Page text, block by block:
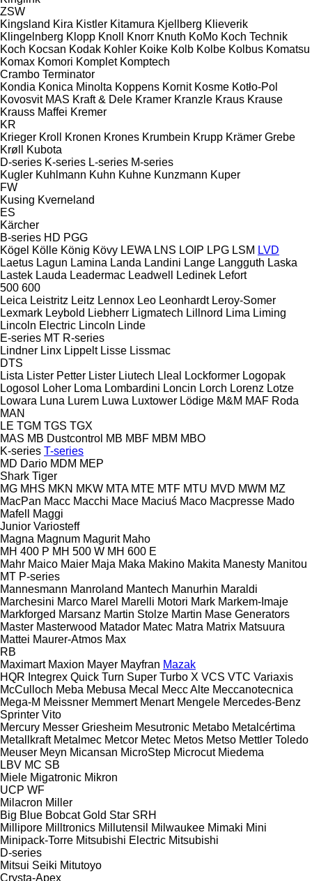
ZSW
Kingsland Kira Kistler Kitamura Kjellberg Klieverik
Klingelnberg Klopp Knoll Knorr Knuth KoMo Koch Technik
Koch Kocsan Kodak Kohler Koike Kolb Kolbe Kolbus Komatsu
Komax Komori Komplet Komptech
Crambo Terminator
Kondia Konica Minolta Koppens Kornit Kosme Kotło-Pol
Kovosvit MAS Kraft & Dele Kramer Kranzle Kraus Krause
Krauss Maffei Kremer
KR
Krieger Kroll Kronen Krones Krumbein Krupp Krämer Grebe
Krøll
Kubota
D-series K-series L-series M-series
Kugler Kuhlmann Kuhn Kuhne Kunzmann Kuper
FW
Kusing Kverneland
ES
Kärcher
B-series HD PGG
Kögel Kölle König Kövy LEWA LNS LOIP LPG LSM LVD
Laetus Lagun Lamina Landa Landini Lange Langguth Laska
Lastek Lauda Leadermac Leadwell Ledinek Lefort
500 600
Leica Leistritz Leitz Lennox Leo Leonhardt Leroy-Somer
Lexmark Leybold Liebherr Ligmatech Lillnord Lima Liming
Lincoln Electric Lincoln Linde
E-series MT R-series
Lindner Linx Lippelt Lisse Lissmac
DTS
Lista Lister Petter Lister Liutech Lleal Lockformer Logopak
Logosol
Loher Loma Lombardini Loncin Lorch Lorenz Lotze
Lowara Luna Lurem Luwa Luxtower Lödige M&M MAF Roda
MAN
LE TGM TGS TGX
MAS MB Dustcontrol MB MBF MBM MBO
K-series T-series
MD Dario MDM MEP
Shark Tiger
MG MHS MKN MKW MTA MTE MTF MTU MVD MWM MZ
MacPan Macc Macchi Mace Maciuś Maco Macpresse Mado
Mafell
Maggi
Junior Variosteff
Magna Magnum Magurit Maho
MH 400 P MH 500 W MH 600 E
Mahr Maico Maier Maja Maka Makino Makita Manesty Manitou
MT P-series
Mannesmann Manroland Mantech Manurhin Maraldi
Marchesini Marco Marel Marelli Motori Mark Markem-Imaje
Markforged Marsanz Martin Stolze Martin Mase Generators
Master Masterwood Matador Matec Matra Matrix Matsuura
Mattei Maurer-Atmos Max
RB
Maximart Maxion Mayer Mayfran Mazak
HQR Integrex Quick Turn Super Turbo X VCS VTC Variaxis
McCulloch Meba Mebusa Mecal Mecc Alte Meccanotecnica
Mega-M Meissner Memmert Menart Mengele Mercedes-Benz
Sprinter Vito
Mercury Messer Griesheim Mesutronic Metabo Metalcértima
Metallkraft Metalmec Metcor Metec Metos Metso Mettler Toledo
Meuser Meyn Micansan MicroStep Microcut Miedema
LBV MC SB
Miele Migatronic Mikron
UCP WF
Milacron Miller
Big Blue Bobcat Gold Star SRH
Millipore Milltronics Millutensil Milwaukee Mimaki Mini
Minipack-Torre Mitsubishi Electric Mitsubishi
D-series
Mitsui Seiki Mitutoyo
Crysta-Apex